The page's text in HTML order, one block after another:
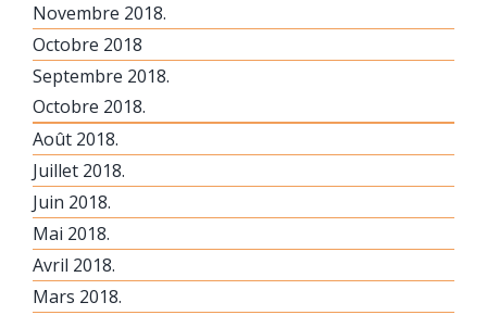
Novembre 2018.
Octobre 2018
Septembre 2018.
Octobre 2018.
Août 2018.
Juillet 2018.
Juin 2018.
Mai 2018.
Avril 2018.
Mars 2018.